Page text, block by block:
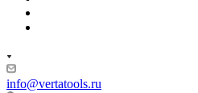
info@vertatools.ru